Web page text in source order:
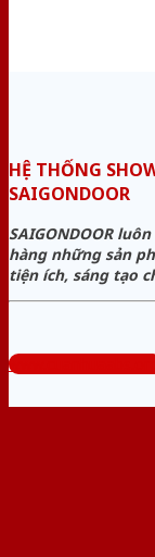
HỆ THỐNG
SAIGONDOOR
SAIGONDOOR
hàng những sản
tiện ích, sáng tạo
www.cuanhuaabs.org